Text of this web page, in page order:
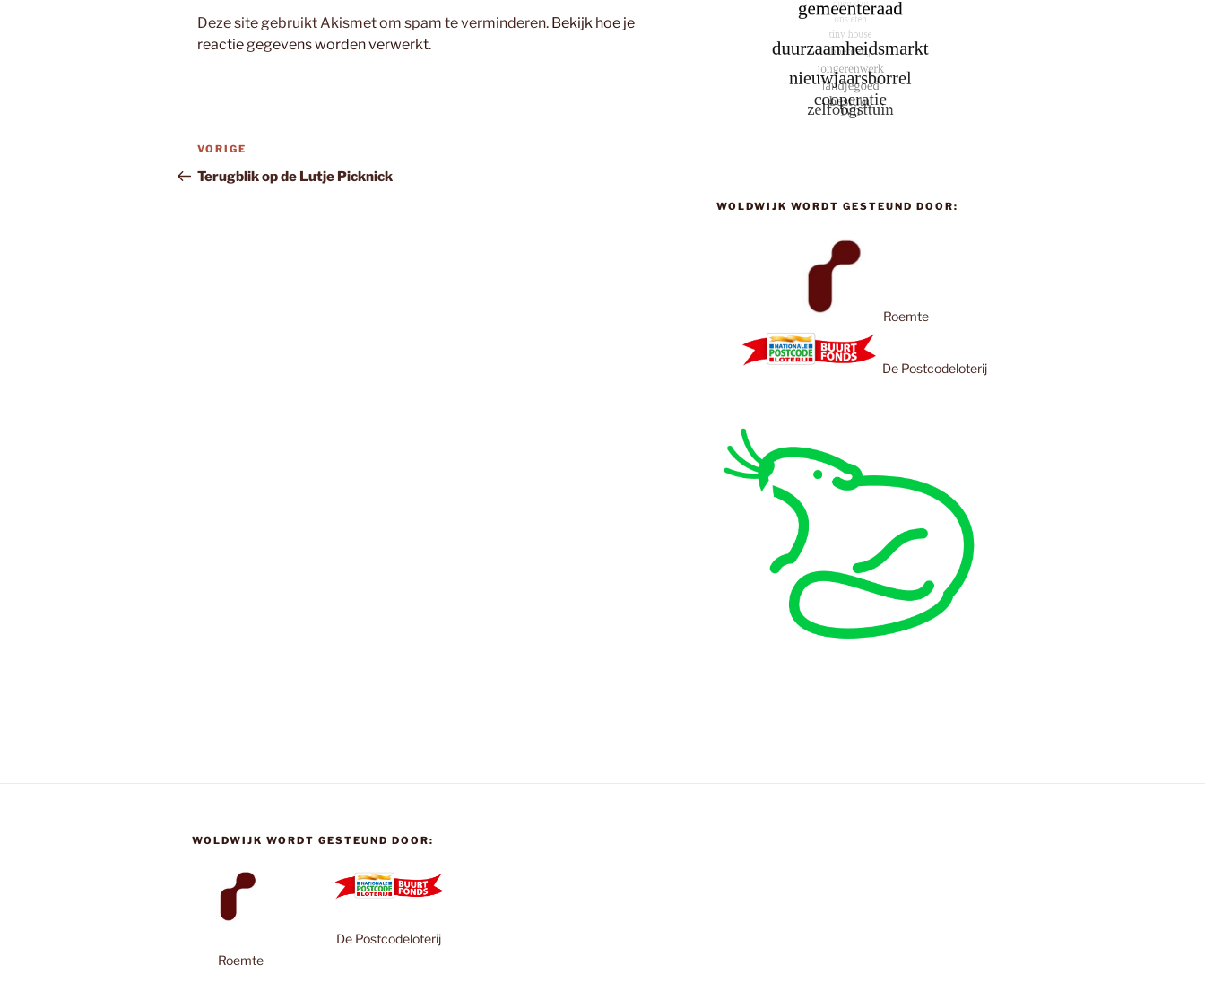
Deze site gebruikt Akismet om spam te verminderen. Bekijk hoe je
reactie gegevens worden verwerkt.
Bericht
navigatie
Vorig
bericht
VORIGE
Terugblik op de Lutje Picknick
WOLDWIJK WORDT GESTEUND DOOR:
Roemte
De Postcodeloterij
WOLDWIJK WORDT GESTEUND DOOR:
Roemte
De Postcodeloterij